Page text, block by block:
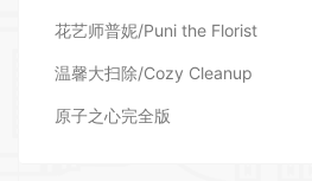
花艺师普妮/Puni the Florist
温馨大扫除/Cozy Cleanup
原子之心完全版